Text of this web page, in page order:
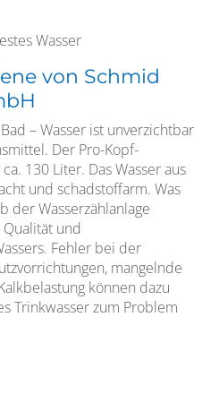
Wasser
von Schmid
– Wasser ist unverzichtbar
Der Pro-Kopf-
130 Liter. Das Wasser aus
und schadstoffarm. Was
der Wasserzählanlage
und
Fehler bei der
mangelnde
können dazu
Trinkwasser zum Problem